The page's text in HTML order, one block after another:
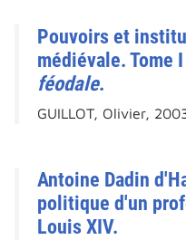
Pouvoirs et
médiévale. Tome
féodale.
GUILLOT, Olivier,
Antoine Dadin
politique d'un
Louis XIV.